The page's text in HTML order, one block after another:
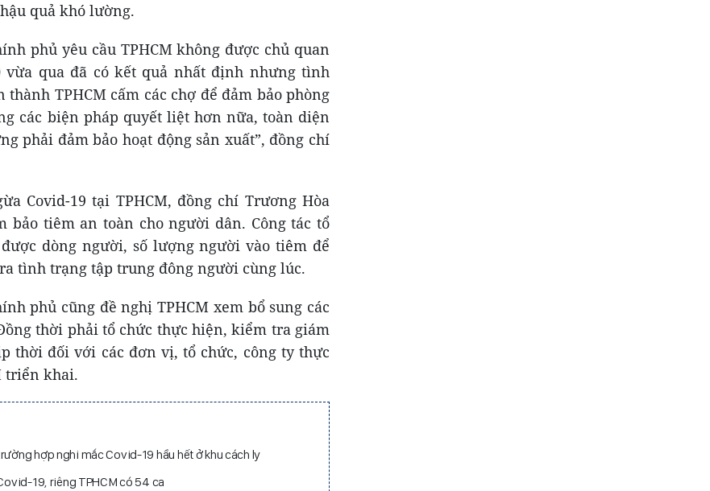
quả khó lường.
phủ yêu cầu TPHCM không được chủ quan
qua đã có kết quả nhất định nhưng tình
TPHCM cấm các chợ để đảm bảo phòng
các biện pháp quyết liệt hơn nữa, toàn diện
phải đảm bảo hoạt động sản xuất”, đồng chí
Covid-19 tại TPHCM, đồng chí Trương Hòa
bảo tiêm an toàn cho người dân. Công tác tổ
dòng người, số lượng người vào tiêm để
tình trạng tập trung đông người cùng lúc.
phủ cũng đề nghị TPHCM xem bổ sung các
thời phải tổ chức thực hiện, kiểm tra giám
thời đối với các đơn vị, tổ chức, công ty thực
triển khai.
hợp nghi mắc Covid-19 hầu hết ở khu cách ly
19, riêng TPHCM có 54 ca